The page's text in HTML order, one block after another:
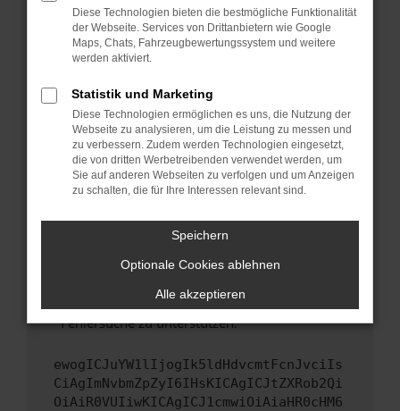
Starte dein Gerät neu.
Das kann manchmal helfen, vorübergehende
Probleme zu beheben.
Betriebssystem auf dem neuesten Stand
sind.
Veraltete Software birgt nicht nur ein
Sicherheitsrisiko, sondern kann auch dazu
führen, dass bestimmte Funktionen nicht mehr
unterstützt werden.
Wende dich an den Webseitenbetreiber.
Wenn du alle oben genannten Schritte versucht
hast, kontaktiere uns bitte. Wir werden
uns diesen Text schicken, um uns bei der
Fehlersuche zu unterstützen:
ewogICJuYW1lIjogIk5ldHdvcmtFcnJvciIs
CiAgImNvbmZpZyI6IHsKICAgICJtZXRob2Qi
OiAiR0VUIiwKICAgICJ1cmwiOiAiaHR0cHM6
Diese Technologien bieten die bestmögliche Funktionalität
der Webseite. Services von Drittanbietern wie Google
Maps, Chats, Fahrzeugbewertungssystem und weitere
werden aktiviert.
Statistik und Marketing
Diese Technologien ermöglichen es uns, die Nutzung der
Webseite zu analysieren, um die Leistung zu messen und
zu verbessern. Zudem werden Technologien eingesetzt,
die von dritten Werbetreibenden verwendet werden, um
Sie auf anderen Webseiten zu verfolgen und um Anzeigen
zu schalten, die für Ihre Interessen relevant sind.
Speichern
Optionale Cookies ablehnen
Alle akzeptieren